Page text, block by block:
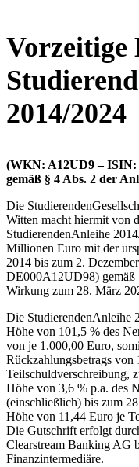
Vorzeitige
2014/2024
(WKN: A12UD9 – ISIN:
gemäß § 4 Abs. 2 der
Die
Witten macht hiermit von
StudierendenAnleihe
Millionen Euro mit der
2014 bis zum 2.
DE000A12UD98) gemäß
Wirkung zum 28. März
Die StudierendenAnleihe
Höhe von 101,5 % des
von je 1.000,00 Euro,
Rückzahlungsbetrags von
Teilschuldverschreibung,
Höhe von 3,6 % p.a. des
(einschließlich) bis zum
Höhe von 11,44 Euro je
Die Gutschrift erfolgt
Clearstream Banking AG
Finanzintermediäre.